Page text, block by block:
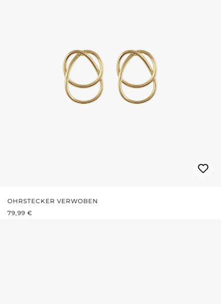
OHRSTECKER VERWOBEN
REGULÄRER PREIS:
79,99 €